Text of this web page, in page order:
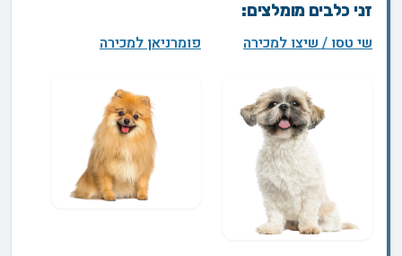
זני כלבים מומלצים:
שי טסו / שיצו למכירה פומרניאן למכירה